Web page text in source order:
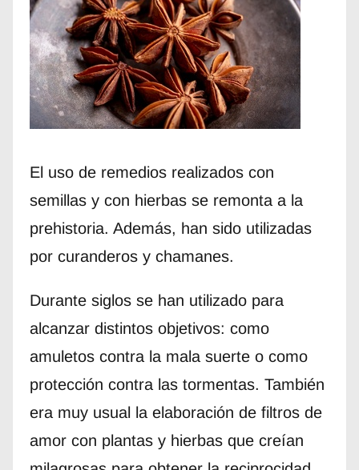
El uso de remedios realizados con
semillas y con hierbas se remonta a la
prehistoria. Además, han sido utilizadas
por curanderos y chamanes.
Durante siglos se han utilizado para
alcanzar distintos objetivos: como
amuletos contra la mala suerte o como
protección contra las tormentas. También
era muy usual la elaboración de filtros de
amor con plantas y hierbas que creían